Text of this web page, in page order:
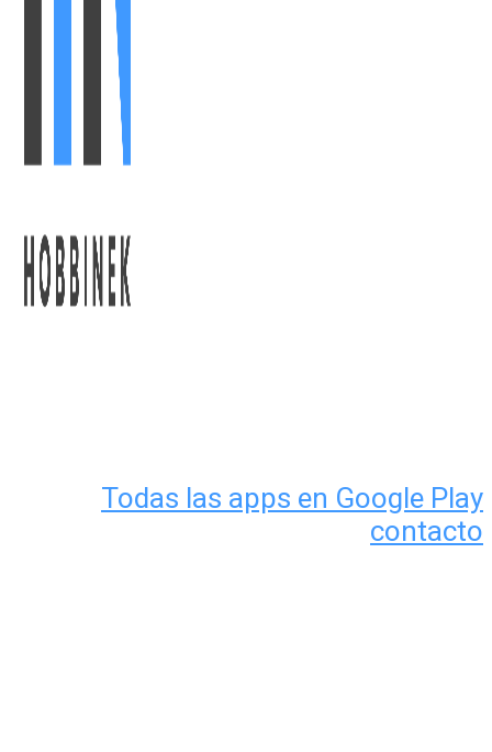
Todas las apps en Google Play
contacto